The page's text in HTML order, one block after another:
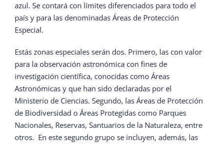
azul. Se contará con límites diferenciados para todo el
país y para las denominadas Áreas de Protección
Especial.
Estás zonas especiales serán dos. Primero, las con valor
para la observación astronómica con fines de
investigación científica, conocidas como Áreas
Astronómicas y que han sido declaradas por el
Ministerio de Ciencias. Segundo, las Áreas de Protección
de Biodiversidad o Áreas Protegidas como Parques
Nacionales, Reservas, Santuarios de la Naturaleza, entre
otros. En este segundo grupo se incluyen, además, las